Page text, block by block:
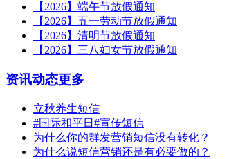
【2026】端午节放假通知
【2026】五一劳动节放假通知
【2026】清明节放假通知
【2026】三八妇女节放假通知
资讯动态更多
立秋养生短信
#国际和平日#宣传短信
为什么你的群发营销短信没有转化？
为什么说短信营销还是有必要做的？